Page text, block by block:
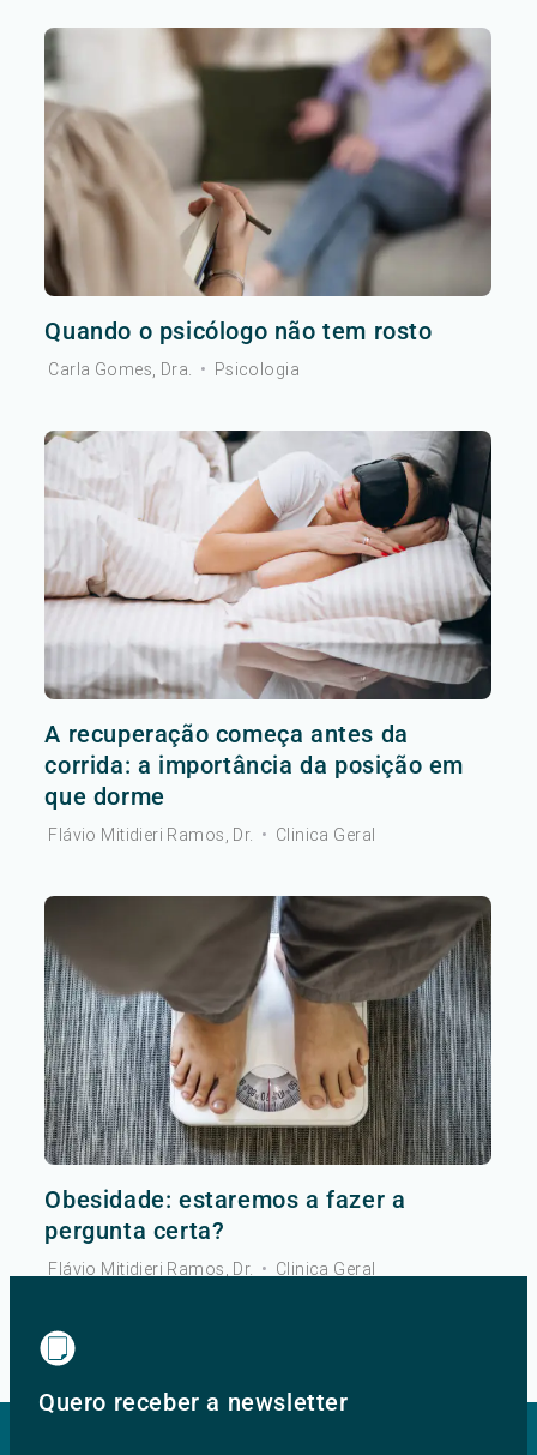
Quando o psicólogo não tem rosto
Carla Gomes, Dra. • Psicologia
A recuperação começa antes da
corrida: a importância da posição em
que dorme
Flávio Mitidieri Ramos, Dr. • Clinica Geral
Obesidade: estaremos a fazer a
pergunta certa?
Flávio Mitidieri Ramos, Dr. • Clinica Geral
Quero receber a newsletter